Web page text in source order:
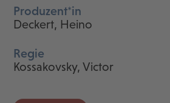
Produzent*in
Deckert, Heino
Regie
Kossakovsky, Victor